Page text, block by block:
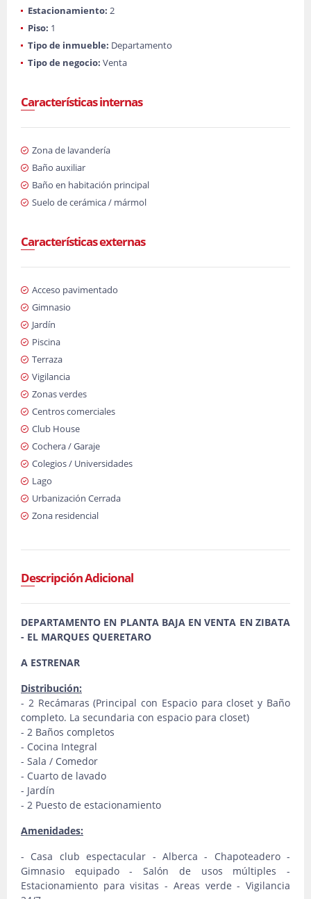
Estacionamiento: 2
Piso: 1
Tipo de inmueble: Departamento
Tipo de negocio: Venta
Características internas
Zona de lavandería
Baño auxiliar
Baño en habitación principal
Suelo de cerámica / mármol
Características externas
Acceso pavimentado
Gimnasio
Jardín
Piscina
Terraza
Vigilancia
Zonas verdes
Centros comerciales
Club House
Cochera / Garaje
Colegios / Universidades
Lago
Urbanización Cerrada
Zona residencial
Descripción Adicional
DEPARTAMENTO EN PLANTA BAJA EN VENTA EN ZIBATA
- EL MARQUES QUERETARO
A ESTRENAR
Distribución:
- 2 Recámaras (Principal con Espacio para closet y Baño
completo. La secundaria con espacio para closet)
- 2 Baños completos
- Cocina Integral
- Sala / Comedor
- Cuarto de lavado
- Jardín
- 2 Puesto de estacionamiento
Amenidades:
- Casa club espectacular - Alberca - Chapoteadero -
Gimnasio equipado - Salón de usos múltiples -
Estacionamiento para visitas - Areas verde - Vigilancia